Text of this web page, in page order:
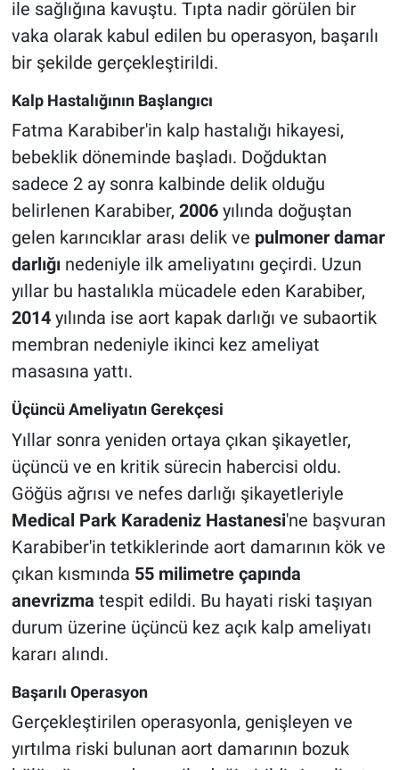
ile sağlığına kavuştu. Tıpta nadir görülen bir
vaka olarak kabul edilen bu operasyon, başarılı
bir şekilde gerçekleştirildi.
Kalp Hastalığının Başlangıcı
Fatma Karabiber'in kalp hastalığı hikayesi,
bebeklik döneminde başladı. Doğduktan
sadece 2 ay sonra kalbinde delik olduğu
belirlenen Karabiber, 2006yılında doğuştan
gelen karıncıklar arası delik ve pulmoner damar
darlığınedeniyle ilk ameliyatını geçirdi. Uzun
yıllar bu hastalıkla mücadele eden Karabiber,
2014yılında ise aort kapak darlığı ve subaortik
membran nedeniyle ikinci kez ameliyat
masasına yattı.
Üçüncü Ameliyatın Gerekçesi
Yıllar sonra yeniden ortaya çıkan şikayetler,
üçüncü ve en kritik sürecin habercisi oldu.
Göğüs ağrısı ve nefes darlığı şikayetleriyle
Medical Park Karadeniz Hastanesi'ne başvuran
Karabiber'in tetkiklerinde aort damarının kök ve
çıkan kısmında 55 milimetre çapında
anevrizma tespit edildi. Bu hayati riski taşıyan
durum üzerine üçüncü kez açık kalp ameliyatı
kararı alındı.
Başarılı Operasyon
Gerçekleştirilen operasyonla, genişleyen ve
yırtılma riski bulunan aort damarının bozuk